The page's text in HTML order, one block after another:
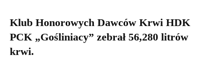
Klub Honorowych Dawców Krwi HDK
PCK „Gośliniacy” zebrał 56,280 litrów
krwi.